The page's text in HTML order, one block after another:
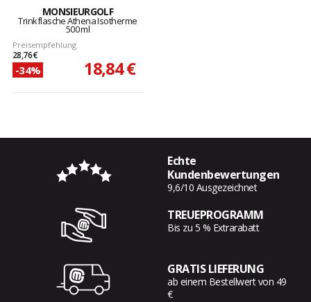
MONSIEURGOLF
Trinkflasche Athena Isotherme
500 ml
Preisempfehlung
28,76 €
-34% 18,84 €
Echte
Kundenbewertungen
9,6/10 Ausgezeichnet
TREUEPROGRAMM
Bis zu 5 % Extrarabatt
GRATIS LIEFERUNG
ab einem Bestellwert von 49
€